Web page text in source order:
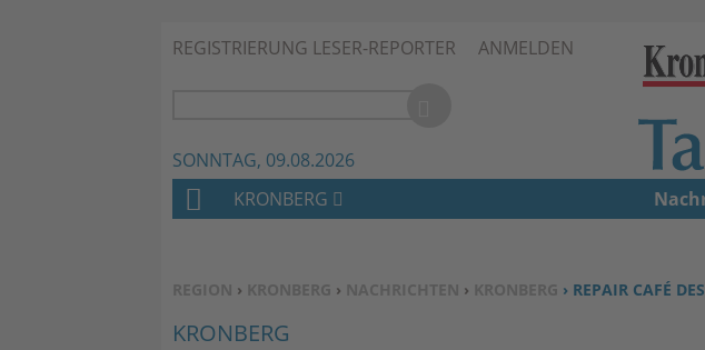
REGISTRIERUNG LESER-REPORTER ANMELDEN
SONNTAG, 09.08.2026
SIE BEFINDEN SICH HIER:
REGION › KRONBERG › NACHRICHTEN › KRONBERG › REPAIR CAFÉ
KRONBERG
H
M
E
KRONBERG